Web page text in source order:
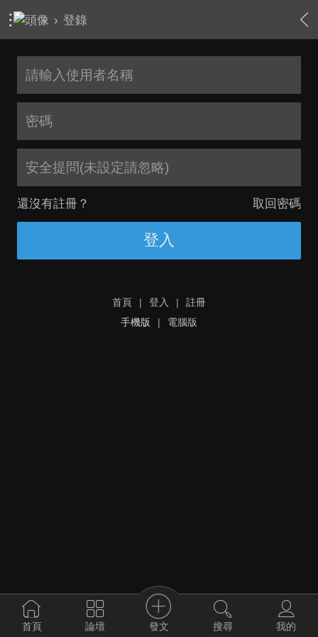
› 登錄
安全提問(未設定請忽略)
還沒有註冊？ 取回密碼
登入
首頁 | 登入 |
註冊
手機版
| 電腦版
首頁 論壇 發文 搜尋 我的